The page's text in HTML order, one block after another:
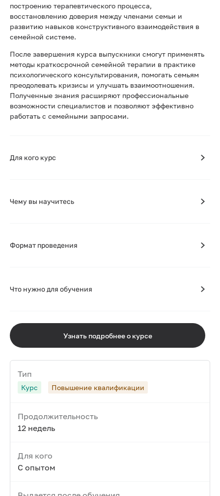
построению терапевтического процесса,
восстановлению доверия между членами семьи и
развитию навыков конструктивного взаимодействия в
семейной системе.
После завершения курса выпускники смогут применять
методы краткосрочной семейной терапии в практике
психологического консультирования, помогать семьям
преодолевать кризисы и улучшать взаимоотношения.
Полученные знания расширяют профессиональные
возможности специалистов и позволяют эффективно
работать с семейными запросами.
Для кого курс
Чему вы научитесь
Формат проведения
Что нужно для обучения
Узнать подробнее о курсе
Тип
Курс Повышение квалификации
Продолжительность
12 недель
Для кого
С опытом